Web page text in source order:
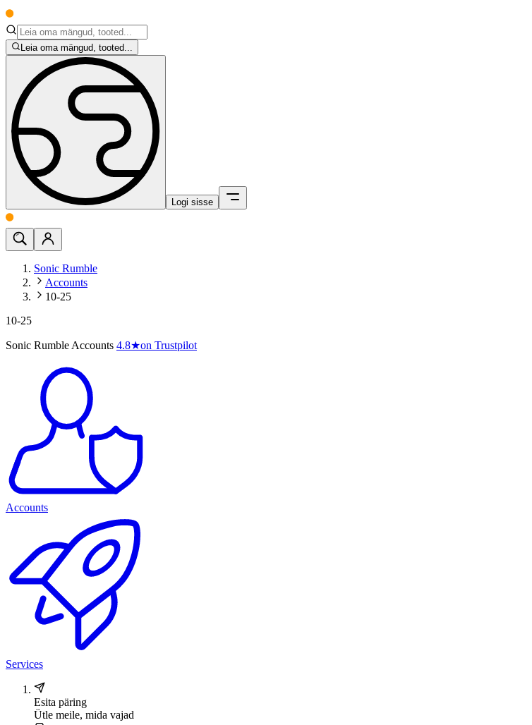
Leia oma mängud, tooted...
Logi sisse
Sonic Rumble
Accounts
10-25
10-25
Sonic Rumble Accounts 4.8★on Trustpilot
Accounts
Services
Esita päring
Ütle meile, mida vajad